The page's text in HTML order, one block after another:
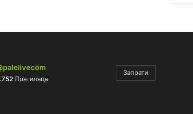
Пратилаца
Запрати